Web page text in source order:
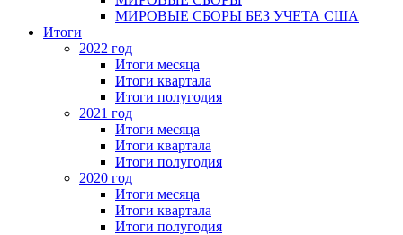
МИРОВЫЕ СБОРЫ БЕЗ УЧЕТА США
Итоги
2022 год
Итоги месяца
Итоги квартала
Итоги полугодия
2021 год
Итоги месяца
Итоги квартала
Итоги полугодия
2020 год
Итоги месяца
Итоги квартала
Итоги полугодия